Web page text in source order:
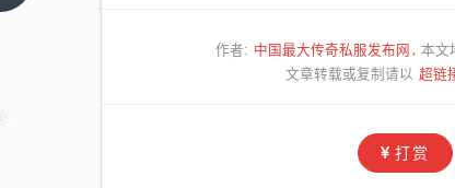
作者: 中国最大传奇私服发布网 本文
文章转载或复制请以 超链
打赏